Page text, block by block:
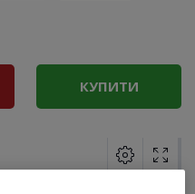
КУПИТИ